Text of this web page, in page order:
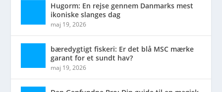
Hugorm: En rejse gennem Danmarks mest
ikoniske slanges dag
maj 19, 2026
bæredygtigt fiskeri: Er det blå MSC mærke
garant for et sundt hav?
maj 19, 2026